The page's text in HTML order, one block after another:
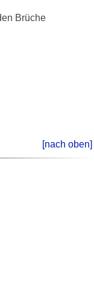
Brüche
[nach oben]